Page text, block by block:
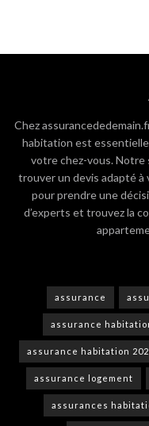
Chez
habitation est
votre chez-vous. Notre
trouver un devis adapté
pour prendre une
d’experts et trouvez la
assurance
assurance
assurance habitation
assurance logement
assurances